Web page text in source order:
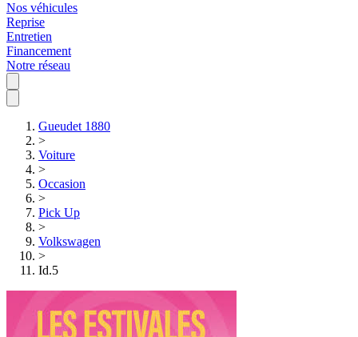
Nos véhicules
Reprise
Entretien
Financement
Notre réseau
Gueudet 1880
>
Voiture
>
Occasion
>
Pick Up
>
Volkswagen
>
Id.5